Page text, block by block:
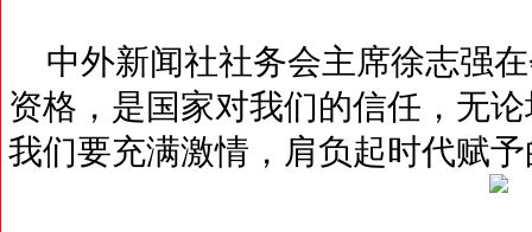
中外新闻社社务会主席徐志强在
资格，是国家对我们的信任，无
我们要充满激情，肩负起时代赋